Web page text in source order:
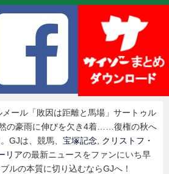
ール「敗因は距離と馬場」サートゥル
の豪雨に伸びを欠き4着……復権の秋へ
GJは、競馬、 宝塚記念 クリストフ・
リアの最新ニュースをファンにいち早
ルの本質に切り込むならGJへ！